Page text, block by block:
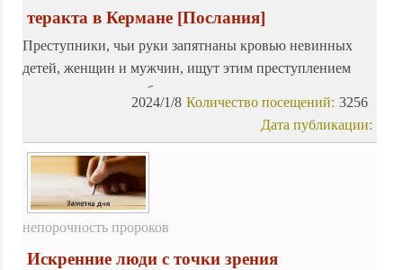
теракта в Кермане [Послания]
Преступники, чьи руки запятнаны кровью невинных
детей, женщин и мужчин, ищут этим преступлением
повод посеять нестабильность в этом приграничном
регионе, чтобы компенсировать свои неудачи
3256
Количество посещений:
2024/1/8
Дата публикации:
непорочность пророков
Искренние люди с точки зрения